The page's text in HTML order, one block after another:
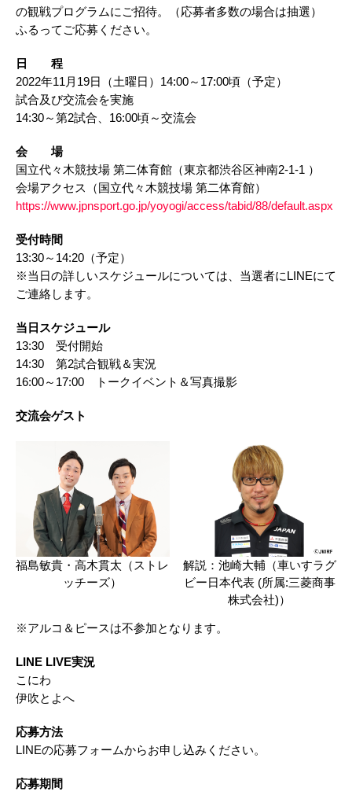
の観戦プログラムにご招待。（応募者多数の場合は抽選）​
ふるってご応募ください。​
日 程​
2022年11月19日（土曜日）14:00～17:00頃（予定）​
試合及び交流会を実施
14:30～第2試合、16:00頃～交流会​
​会 場​
国立代々木競技場 第二体育館（東京都渋谷区神南2-1-1 ）​
会場アクセス（国立代々木競技場 第二体育館）​
https://www.jpnsport.go.jp/yoyogi/access/tabid/88/default.aspx
受付時間​
13:30～14:20（予定）
※当日の詳しいスケジュールについては、当選者にLINEにて
ご連絡します。
当日スケジュール​
13:30 受付開始​
14:30 第2試合観戦＆実況​
16:00～17:00 トークイベント＆写真撮影​​​
交流会ゲスト​
福島敏貴・高木貫太（ストレ
ッチーズ）​
解説：池崎大輔（車いすラグ
ビー日本代表 (所属:三菱商事
株式会社)）​
※アルコ＆ピースは不参加となります。
LINE LIVE実況​
こにわ​
伊吹とよへ​
応募方法​
LINEの応募フォームからお申し込みください。
応募期間​